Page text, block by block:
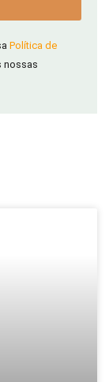
Política de
nossas